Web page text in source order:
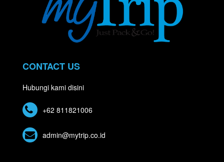
CONTACT US
Hubungi kami disini
+62 811821006
admin@mytrip.co.id